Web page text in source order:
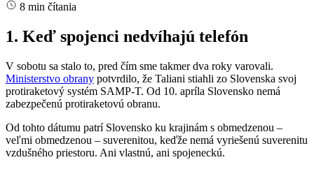
8 min čítania
1. Keď spojenci nedvíhajú telefón
V sobotu sa stalo to, pred čím sme takmer dva roky varovali.
Ministerstvo obrany potvrdilo, že Taliani stiahli zo Slovenska svoj
protiraketový systém SAMP-T. Od 10. apríla Slovensko nemá
zabezpečenú protiraketovú obranu.
Od tohto dátumu patrí Slovensko ku krajinám s obmedzenou –
veľmi obmedzenou – suverenitou, keďže nemá vyriešenú suverenitu
vzdušného priestoru. Ani vlastnú, ani spojeneckú.